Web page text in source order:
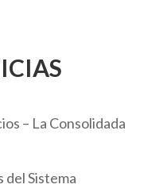
– La Consolidada
del Sistema